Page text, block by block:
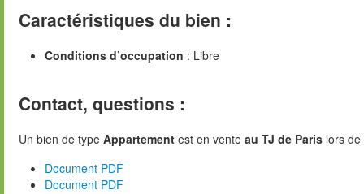
Caractéristiques du bien :
Conditions d’occupation : Libre
Contact, questions :
Un bien de type Appartement est en vente au TJ de Paris lors
Document PDF
Document PDF